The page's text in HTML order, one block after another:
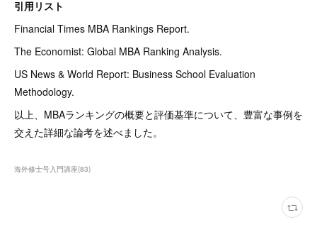
引用リスト
Financial Times MBA Rankings Report.
The Economist: Global MBA Ranking Analysis.
US News & World Report: Business School Evaluation
Methodology.
以上、MBAランキングの概要と評価基準について、豊富な事例を
交えた詳細な論考を述べました。
海外修士号入門講座(83)